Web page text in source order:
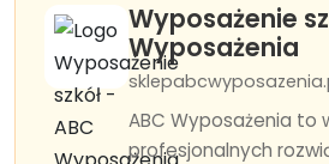
Wyposażenie
Wyposażenia
ABC Wyposażenia
profesjonalnych